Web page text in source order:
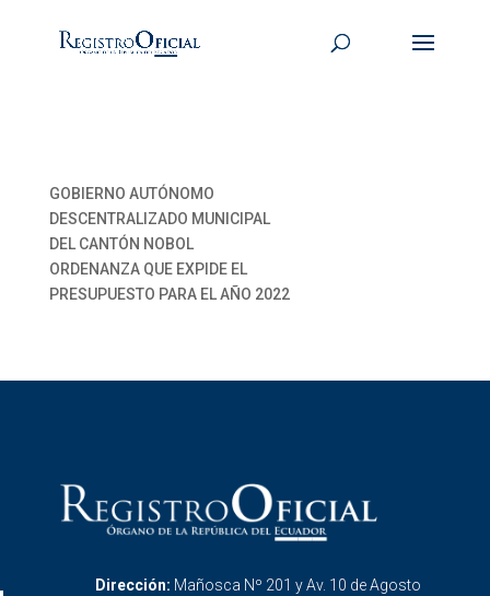
GOBIERNO AUTÓNOMO
DESCENTRALIZADO MUNICIPAL
DEL CANTÓN NOBOL
ORDENANZA QUE EXPIDE EL
PRESUPUESTO PARA EL AÑO 2022
Dirección: Mañosca Nº 201 y Av. 10 de Agosto